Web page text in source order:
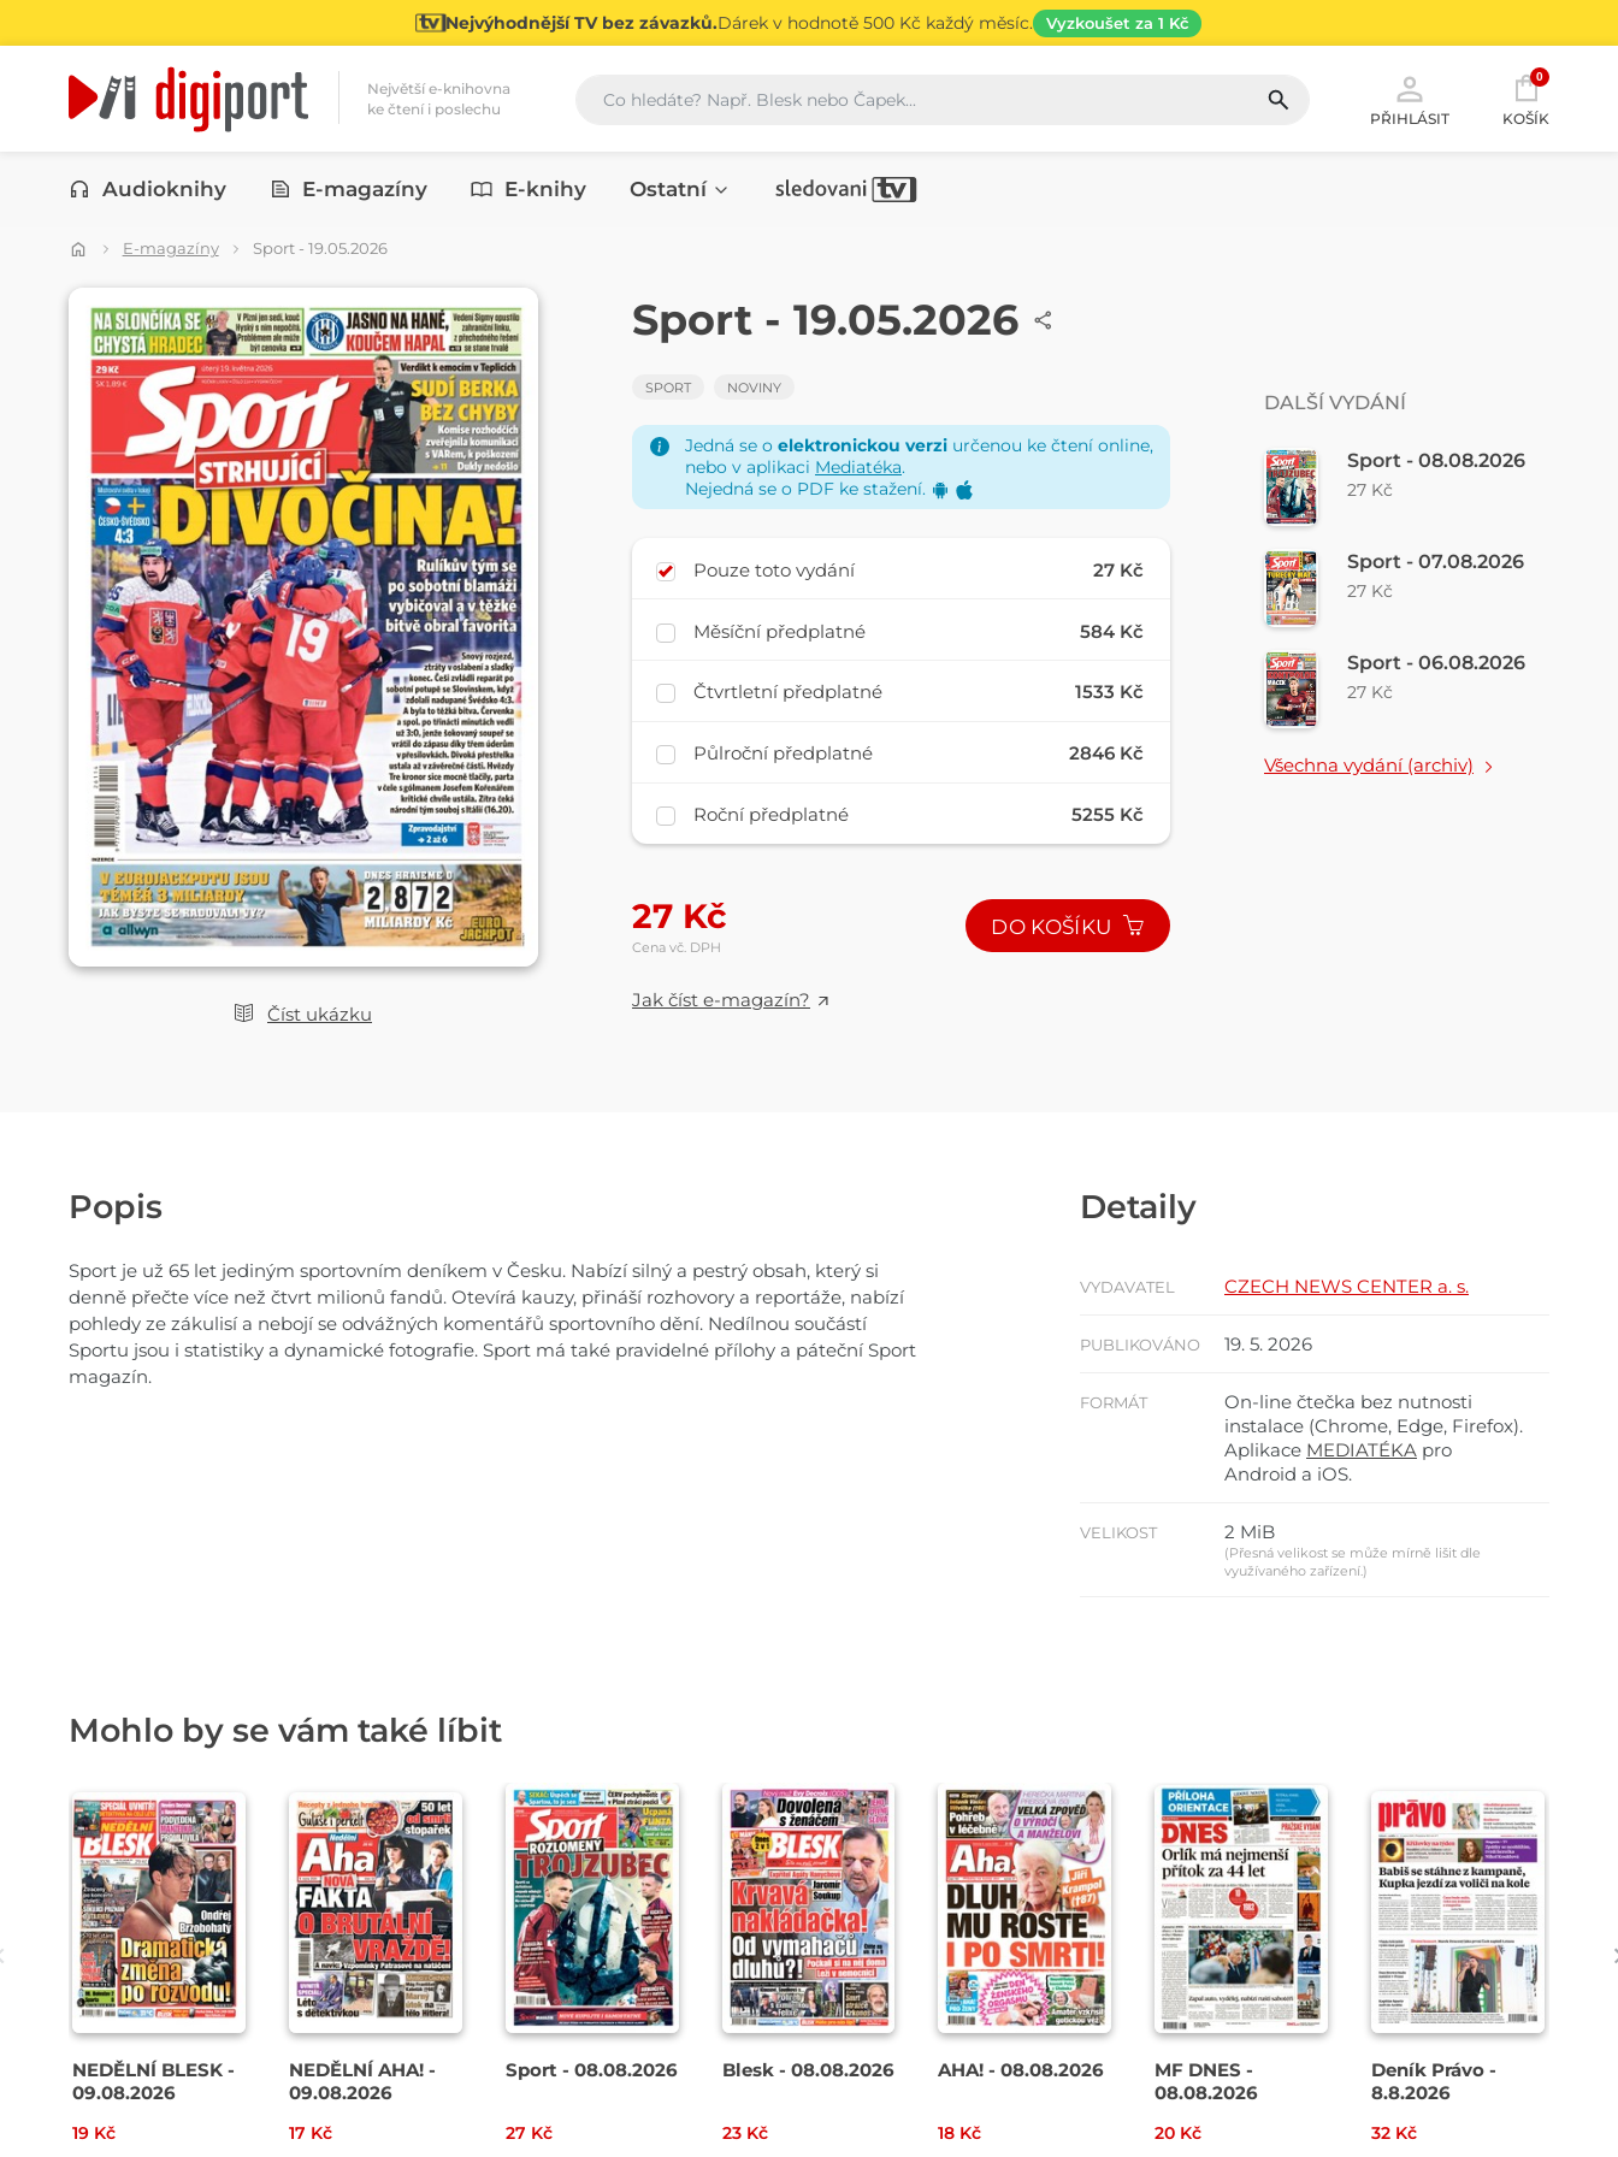
Nejvýhodnější TV bez závazků.Dárek v hodnotě 500 Kč každý měsíc. Vyzkoušet za 1 Kč
Největší e-knihovna
ke čtení i poslechu
Vyhledávání
PŘIHLÁSIT
0
KOŠÍK
Kategorie
Audioknihy E-magazíny E-knihy Ostatní
E-magazíny Sport - 19.05.2026
Číst ukázku
NOVINY
Sport - 19.05.2026
SPORT NOVINY
Jedná se o elektronickou verzi určenou ke čtení online,
nebo v aplikaci Mediatéka.
Nejedná se o PDF ke stažení.
Pouze toto vydání 27 Kč
Měsíční předplatné 584 Kč
Čtvrtletní předplatné 1533 Kč
Půlroční předplatné 2846 Kč
Roční předplatné 5255 Kč
27 Kč
Cena vč. DPH
DO KOŠÍKU
Jak číst e-magazín?
DALŠÍ VYDÁNÍ
Sport - 08.08.2026
27 Kč
Sport - 07.08.2026
27 Kč
Sport - 06.08.2026
27 Kč
Všechna vydání (archiv)
Popis
Sport je už 65 let jediným sportovním deníkem v Česku. Nabízí silný a pestrý obsah, který si
denně přečte více než čtvrt milionů fandů. Otevírá kauzy, přináší rozhovory a reportáže, nabízí
pohledy ze zákulisí a nebojí se odvážných komentářů sportovního dění. Nedílnou součástí
Sportu jsou i statistiky a dynamické fotografie. Sport má také pravidelné přílohy a páteční Sport
magazín.
Detaily
VYDAVATEL CZECH NEWS CENTER a. s.
PUBLIKOVÁNO 19. 5. 2026
FORMÁT
On-line čtečka bez nutnosti
instalace (Chrome, Edge, Firefox).
Aplikace MEDIATÉKA pro
Android a iOS.
VELIKOST 2 MiB
(Přesná velikost se může mírně lišit dle
využívaného zařízení.)
Mohlo by se vám také líbit
NEDĚLNÍ BLESK -
09.08.2026
19 Kč
NEDĚLNÍ AHA! -
09.08.2026
17 Kč
Sport - 08.08.2026
27 Kč
Blesk - 08.08.2026
23 Kč
AHA! - 08.08.2026
18 Kč
MF DNES -
08.08.2026
20 Kč
Deník Právo -
8.8.2026
32 Kč